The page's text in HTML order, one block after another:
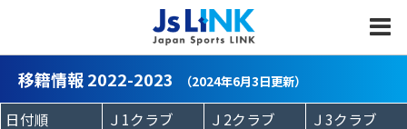
移籍情報 2022-2023 （2024年6月3日更新）